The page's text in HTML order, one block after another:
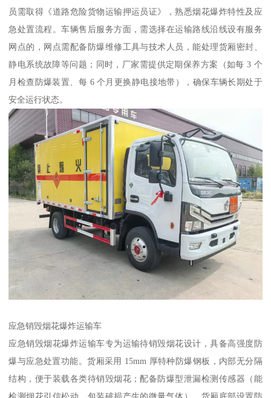
员需取得《道路危险货物运输押运员证》，熟悉烟花爆炸特性及应
急处置流程。车辆售后服务方面，需选择在运输路线沿线设有服务
网点的，网点需配备防爆维修工具与技术人员，能处理货厢密封、
静电系统故障等问题；同时，厂家需提供定期保养方案（如每 3 个
月检查防爆装置、每 6 个月更换静电接地带），确保车辆长期处于
安全运行状态。
应急销毁烟花爆炸运输车​
应急销毁烟花爆炸运输车专为运输待销毁烟花设计，具备高强度防
爆与应急处置功能。货厢采用 15mm 厚特种防爆钢板，内部无分隔
结构，便于装载各类待销毁烟花；配备防爆型泄漏检测传感器（能
检测烟花引信松动、包装破损产生的微量气体），货厢底部设置防